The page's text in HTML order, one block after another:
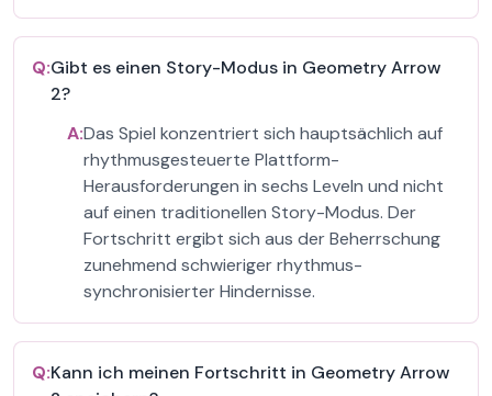
Q:Gibt es einen Story-Modus in Geometry Arrow
2?
A:Das Spiel konzentriert sich hauptsächlich auf
rhythmusgesteuerte Plattform-
Herausforderungen in sechs Leveln und nicht
auf einen traditionellen Story-Modus. Der
Fortschritt ergibt sich aus der Beherrschung
zunehmend schwieriger rhythmus-
synchronisierter Hindernisse.
Q:Kann ich meinen Fortschritt in Geometry Arrow